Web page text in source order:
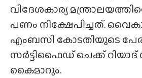
വിദേശകാര്യ
പണം നിക്ഷേപിച്ചത്.
എംബസി കോടതിയുടെ
സർട്ടിഫൈഡ് ചെക്ക് റിയാദ്
കൈമാറും.